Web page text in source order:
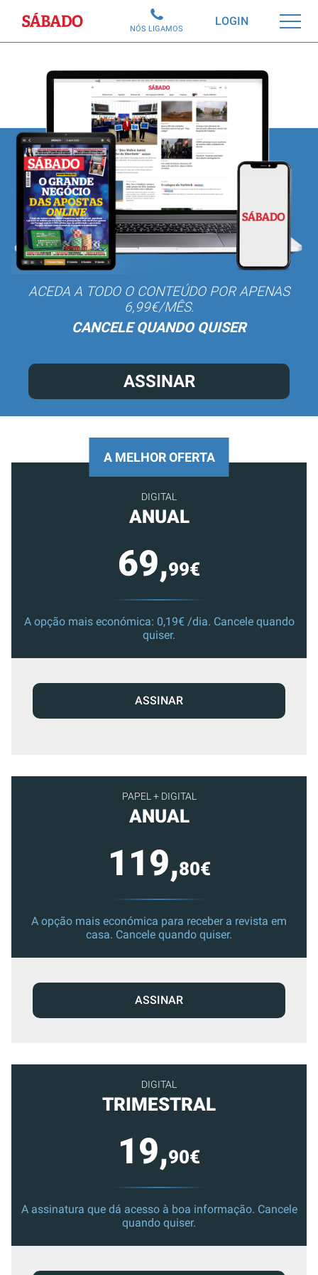
Sábado LOGIN
NÓS LIGAMOS
ACEDA A TODO O CONTEÚDO POR APENAS
6,99€/MÊS.
CANCELE QUANDO QUISER
ASSINAR
PAPEL + DIGITAL
ANUAL
119,80€
A opção mais económica para receber a revista em
casa. Cancele quando quiser.
ASSINAR
DIGITAL
TRIMESTRAL
19,90€
A assinatura que dá acesso à boa informação. Cancele
quando quiser.
A MELHOR OFERTA
DIGITAL
ANUAL
69,99€
A opção mais económica: 0,19€ /dia. Cancele quando
quiser.
ASSINAR